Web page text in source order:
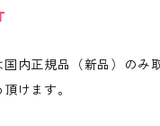
国内正規品（新品）のみ
けます。